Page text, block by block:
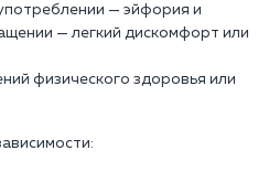
— эйфория и
— легкий дискомфорт или
физического здоровья или